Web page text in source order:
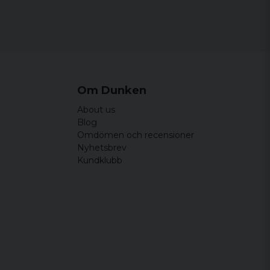
Om Dunken
About us
Blog
Omdömen och recensioner
Nyhetsbrev
Kundklubb